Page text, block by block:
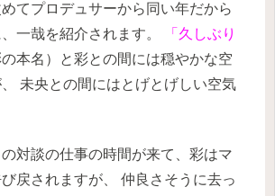
てプロデュサーから同い年だから
一哉を紹介されます。
「久しぶり
の本名）と彩との間には穏やかな空
未央との間にはとげとげしい空気
対談の仕事の時間が来て、彩はマ
戻されますが、
仲良さそうに去っ